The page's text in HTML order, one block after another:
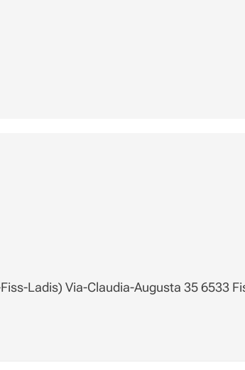
Ladis) Via-Claudia-Augusta 35 6533